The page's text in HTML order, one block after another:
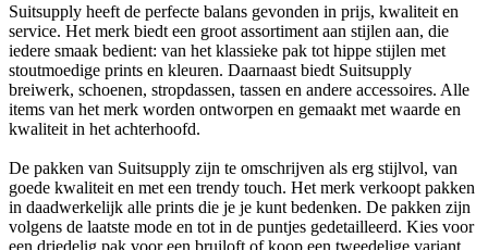
Suitsupply heeft de perfecte balans gevonden in prijs, kwaliteit en
service. Het merk biedt een groot assortiment aan stijlen aan, die
iedere smaak bedient: van het klassieke pak tot hippe stijlen met
stoutmoedige prints en kleuren. Daarnaast biedt Suitsupply
breiwerk, schoenen, stropdassen, tassen en andere accessoires. Alle
items van het merk worden ontworpen en gemaakt met waarde en
kwaliteit in het achterhoofd.
De pakken van Suitsupply zijn te omschrijven als erg stijlvol, van
goede kwaliteit en met een trendy touch. Het merk verkoopt pakken
in daadwerkelijk alle prints die je je kunt bedenken. De pakken zijn
volgens de laatste mode en tot in de puntjes gedetailleerd. Kies voor
een driedelig pak voor een bruiloft of koop een tweedelige variant